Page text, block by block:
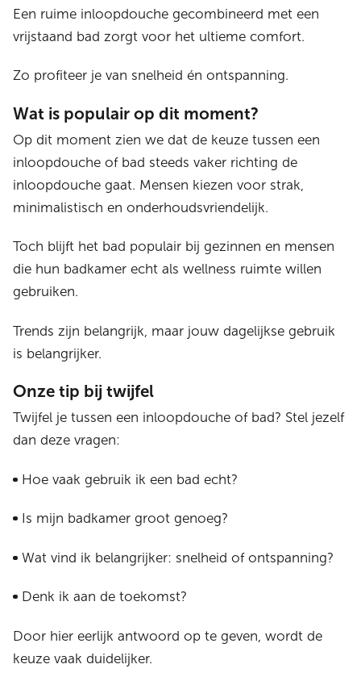
Een ruime inloopdouche gecombineerd met een
vrijstaand bad zorgt voor het ultieme comfort.
Zo profiteer je van snelheid én ontspanning.
Wat is populair op dit moment?
Op dit moment zien we dat de keuze tussen een
inloopdouche of bad steeds vaker richting de
inloopdouche gaat. Mensen kiezen voor strak,
minimalistisch en onderhoudsvriendelijk.
Toch blijft het bad populair bij gezinnen en mensen
die hun badkamer echt als wellness ruimte willen
gebruiken.
Trends zijn belangrijk, maar jouw dagelijkse gebruik
is belangrijker.
Onze tip bij twijfel
Twijfel je tussen een inloopdouche of bad? Stel jezelf
dan deze vragen:
Hoe vaak gebruik ik een bad echt?
Is mijn badkamer groot genoeg?
Wat vind ik belangrijker: snelheid of ontspanning?
Denk ik aan de toekomst?
Door hier eerlijk antwoord op te geven, wordt de
keuze vaak duidelijker.